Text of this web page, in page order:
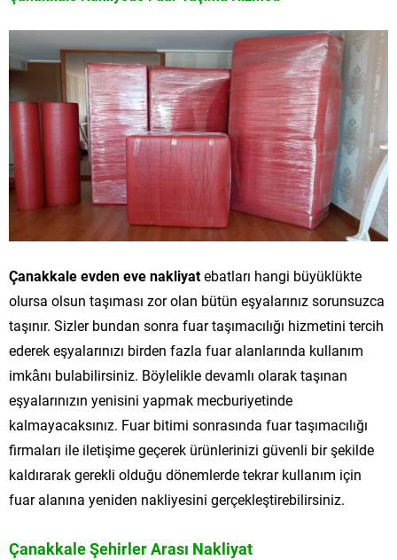
Çanakkale evden eve nakliyatebatları hangi büyüklükte
olursa olsun taşıması zor olan bütün eşyalarınız sorunsuzca
taşınır. Sizler bundan sonra fuar taşımacılığı hizmetini tercih
ederek eşyalarınızı birden fazla fuar alanlarında kullanım
imkânı bulabilirsiniz. Böylelikle devamlı olarak taşınan
eşyalarınızın yenisini yapmak mecburiyetinde
kalmayacaksınız. Fuar bitimi sonrasında fuar taşımacılığı
firmaları ile iletişime geçerek ürünlerinizi güvenli bir şekilde
kaldırarak gerekli olduğu dönemlerde tekrar kullanım için
fuar alanına yeniden nakliyesini gerçekleştirebilirsiniz.
Çanakkale Şehirler Arası Nakliyat